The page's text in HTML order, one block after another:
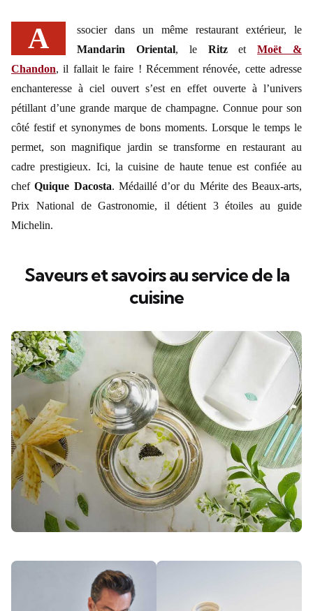
Associer dans un même restaurant extérieur, le
Mandarin Oriental, le RitzetMoët &
Chandon, il fallait le faire ! Récemment rénovée, cette adresse
enchanteresse à ciel ouvert s’est en effet ouverte à l’univers
pétillant d’une grande marque de champagne. Connue pour son
côté festif et synonymes de bons moments. Lorsque le temps le
permet, son magnifique jardin se transforme en restaurant au
cadre prestigieux. Ici, la cuisine de haute tenue est confiée au
chefQuique Dacosta. Médaillé d’or du Mérite des Beaux-arts,
Prix National de Gastronomie, il détient 3 étoiles au guide
Michelin.
Saveurs et savoirs au service de la
cuisine